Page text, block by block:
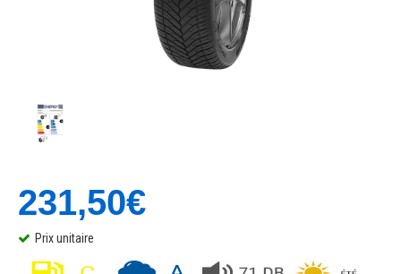
231,50€
Prix unitaire